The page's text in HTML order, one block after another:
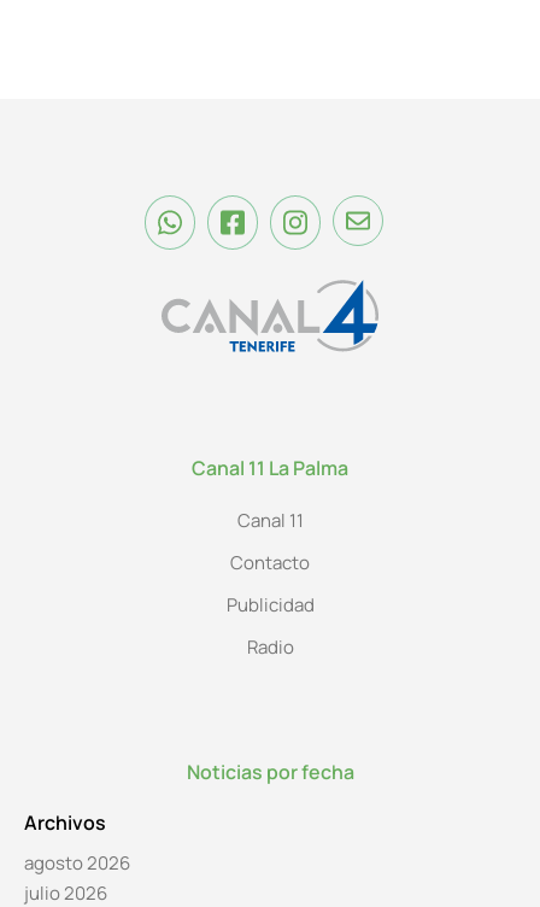
Canal 11 La Palma
Canal 11
Contacto
Publicidad
Radio
Noticias por fecha
Archivos
agosto 2026
julio 2026